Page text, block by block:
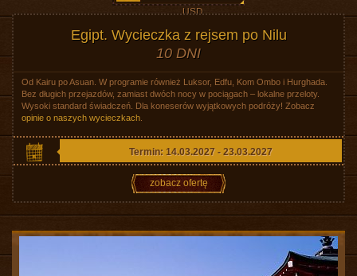
USD
Egipt. Wycieczka z rejsem po Nilu
10 DNI
Od Kairu po Asuan. W programie również Luksor, Edfu, Kom Ombo i Hurghada.
Bez długich przejazdów, zamiast dwóch nocy w pociągach – lokalne przeloty.
Wysoki standard świadczeń. Dla koneserów wyjątkowych podróży! Zobacz
opinie o naszych wycieczkach
Termin: 14.03.2027 - 23.03.2027
zobacz ofertę